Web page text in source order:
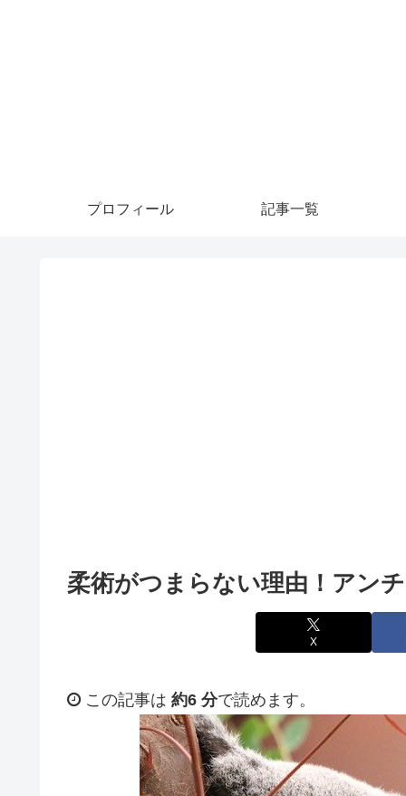
プロフィール 記事一覧
柔術がつまらない理由！アン
X
この記事は 約6 分で読めます。